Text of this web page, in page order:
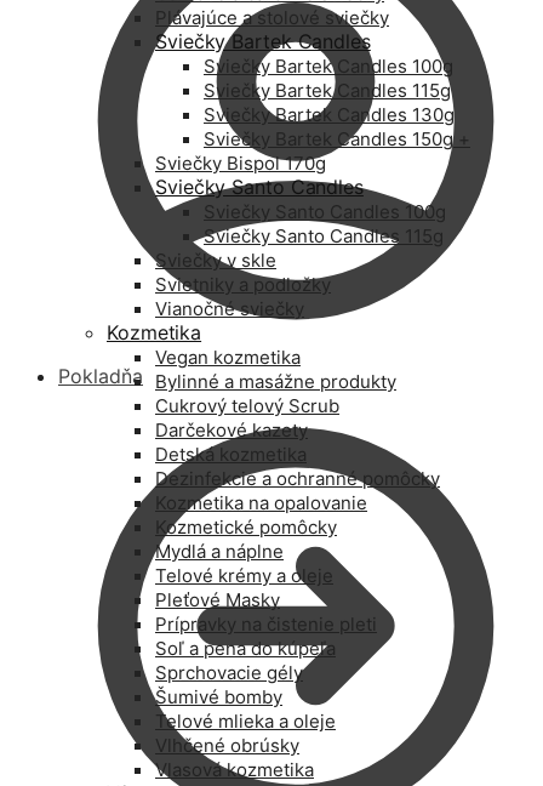
Pokladňa
Plávajúce a stolové sviečky
Sviečky Bartek Candles
Sviečky Bartek Candles 100g
Sviečky Bartek Candles 115g
Sviečky Bartek Candles 130g
Sviečky Bartek Candles 150g +
Sviečky Bispol 170g
Sviečky Santo Candles
Sviečky Santo Candles 100g
Sviečky Santo Candles 115g
Sviečky v skle
Svietniky a podložky
Vianočné sviečky
Kozmetika
Vegan kozmetika
Bylinné a masážne produkty
Cukrový telový Scrub
Darčekové kazety
Detská kozmetika
Dezinfekcie a ochranné pomôcky
Kozmetika na opalovanie
Kozmetické pomôcky
Mydlá a náplne
Telové krémy a oleje
Pleťové Masky
Prípravky na čistenie pleti
Soľ a pena do kúpeľa
Sprchovacie gély
Šumivé bomby
Telové mlieka a oleje
Vlhčené obrúsky
Vlasová kozmetika